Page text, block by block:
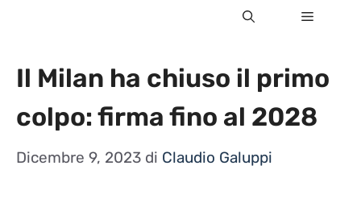
MENU
Il Milan ha chiuso il primo
colpo: firma fino al 2028
Dicembre 9, 2023 di Claudio Galuppi